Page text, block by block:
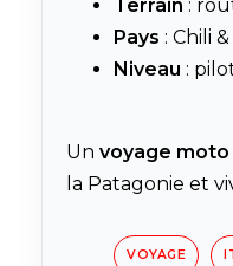
Terrain :
Pays : Chili
Niveau :
Un voyage
la Patagonie et
VOYAGE